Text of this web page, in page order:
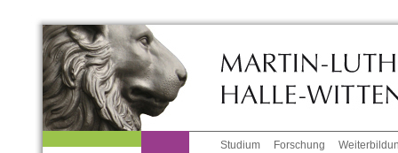
Studium Forschung